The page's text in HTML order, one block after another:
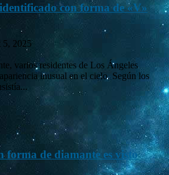
con forma de «V»
5, 2025
varios residentes de Los Ángeles
inusual en el cielo. Según los
forma de diamante es visto